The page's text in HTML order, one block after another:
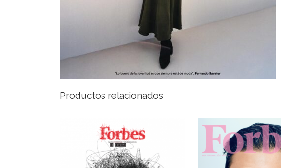
Productos relacionados